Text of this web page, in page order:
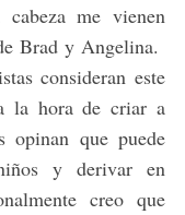
me vienen
Brad y Angelina.
consideran este
la hora de criar a
opinan que puede
y derivar en
creo que